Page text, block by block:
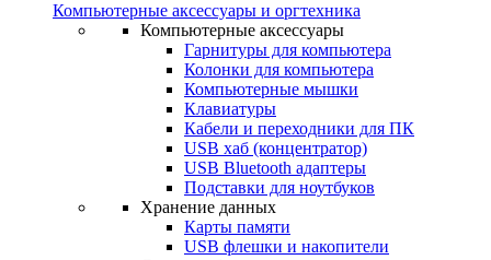
Компьютерные аксессуары и оргтехника
Компьютерные аксессуары
Гарнитуры для компьютера
Колонки для компьютера
Компьютерные мышки
Клавиатуры
Кабели и переходники для ПК
USB хаб (концентратор)
USB Bluetooth адаптеры
Подставки для ноутбуков
Хранение данных
Карты памяти
USB флешки и накопители